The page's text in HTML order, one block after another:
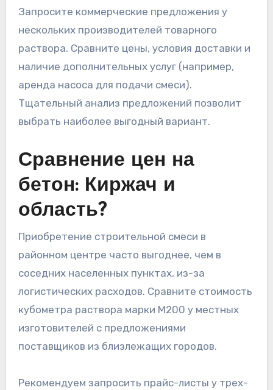
Запросите коммерческие предложения у
нескольких производителей товарного
раствора. Сравните цены, условия доставки и
наличие дополнительных услуг (например,
аренда насоса для подачи смеси).
Тщательный анализ предложений позволит
выбрать наиболее выгодный вариант.
Сравнение цен на
бетон: Киржач и
область?
Приобретение строительной смеси в
районном центре часто выгоднее, чем в
соседних населенных пунктах, из-за
логистических расходов. Сравните стоимость
кубометра раствора марки М200 у местных
изготовителей с предложениями
поставщиков из близлежащих городов.
Рекомендуем запросить прайс-листы у трех-